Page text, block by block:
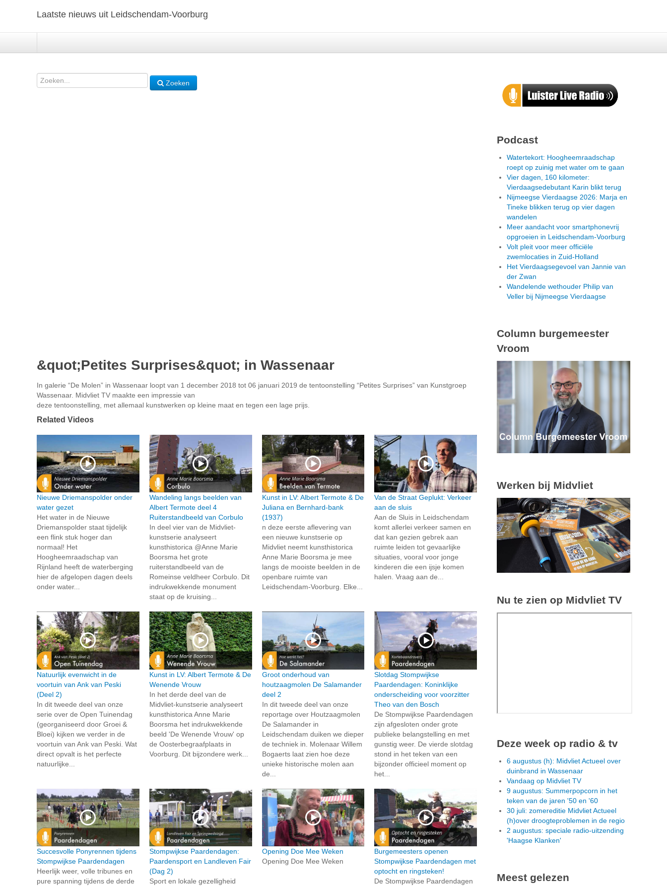
Laatste nieuws uit Leidschendam-Voorburg
Zoeken
&quot;Petites Surprises&quot; in Wassenaar
In galerie “De Molen” in Wassenaar loopt van 1 december 2018 tot 06 januari 2019 de tentoonstelling “Petites Surprises” van Kunstgroep
Wassenaar. Midvliet TV maakte een impressie van
deze tentoonstelling, met allemaal kunstwerken op kleine maat en tegen een lage prijs.
Related Videos
Nieuwe Driemanspolder onder
water gezet
Het water in de Nieuwe
Driemanspolder staat tijdelijk
een flink stuk hoger dan
normaal! Het
Hoogheemraadschap van
Rijnland heeft de waterberging
hier de afgelopen dagen deels
onder water...
Wandeling langs beelden van
Albert Termote deel 4
Ruiterstandbeeld van Corbulo
In deel vier van de Midvliet-
kunstserie analyseert
kunsthistorica @Anne Marie
Boorsma het grote
ruiterstandbeeld van de
Romeinse veldheer Corbulo. Dit
indrukwekkende monument
staat op de kruising...
Kunst in LV: Albert Termote & De
Juliana en Bernhard-bank
(1937)
n deze eerste aflevering van
een nieuwe kunstserie op
Midvliet neemt kunsthistorica
Anne Marie Boorsma je mee
langs de mooiste beelden in de
openbare ruimte van
Leidschendam-Voorburg. Elke...
Van de Straat Geplukt: Verkeer
aan de sluis
Aan de Sluis in Leidschendam
komt allerlei verkeer samen en
dat kan gezien gebrek aan
ruimte leiden tot gevaarlijke
situaties, vooral voor jonge
kinderen die een ijsje komen
halen. Vraag aan de...
Natuurlijk evenwicht in de
voortuin van Ank van Peski
(Deel 2)
In dit tweede deel van onze
serie over de Open Tuinendag
(georganiseerd door Groei &
Bloei) kijken we verder in de
voortuin van Ank van Peski. Wat
direct opvalt is het perfecte
natuurlijke...
Kunst in LV: Albert Termote & De
Wenende Vrouw
In het derde deel van de
Midvliet-kunstserie analyseert
kunsthistorica Anne Marie
Boorsma het indrukwekkende
beeld 'De Wenende Vrouw' op
de Oosterbegraafplaats in
Voorburg. Dit bijzondere werk...
Groot onderhoud van
houtzaagmolen De Salamander
deel 2
In dit tweede deel van onze
reportage over Houtzaagmolen
De Salamander in
Leidschendam duiken we dieper
de techniek in. Molenaar Willem
Bogaerts laat zien hoe deze
unieke historische molen aan
de...
Slotdag Stompwijkse
Paardendagen: Koninklijke
onderscheiding voor voorzitter
Theo van den Bosch
De Stompwijkse Paardendagen
zijn afgesloten onder grote
publieke belangstelling en met
gunstig weer. De vierde slotdag
stond in het teken van een
bijzonder officieel moment op
het...
Succesvolle Ponyrennen tijdens
Stompwijkse Paardendagen
Heerlijk weer, volle tribunes en
pure spanning tijdens de derde
Stompwijkse Paardendagen:
Paardensport en Landleven Fair
(Dag 2)
Sport en lokale gezelligheid
Opening Doe Mee Weken
Opening Doe Mee Weken
Burgemeesters openen
Stompwijkse Paardendagen met
optocht en ringsteken!
De Stompwijkse Paardendagen
Podcast
Watertekort: Hoogheemraadschap
roept op zuinig met water om te gaan
Vier dagen, 160 kilometer:
Vierdaagsedebutant Karin blikt terug
Nijmeegse Vierdaagse 2026: Marja en
Tineke blikken terug op vier dagen
wandelen
Meer aandacht voor smartphonevrij
opgroeien in Leidschendam-Voorburg
Volt pleit voor meer officiële
zwemlocaties in Zuid-Holland
Het Vierdaagsegevoel van Jannie van
der Zwan
Wandelende wethouder Philip van
Veller bij Nijmeegse Vierdaagse
Column burgemeester
Vroom
Werken bij Midvliet
Nu te zien op Midvliet TV
Deze week op radio & tv
6 augustus (h): Midvliet Actueel over
duinbrand in Wassenaar
Vandaag op Midvliet TV
9 augustus: Summerpopcorn in het
teken van de jaren '50 en '60
30 juli: zomereditie Midvliet Actueel
(h)over droogteproblemen in de regio
2 augustus: speciale radio-uitzending
'Haagse Klanken'
Meest gelezen